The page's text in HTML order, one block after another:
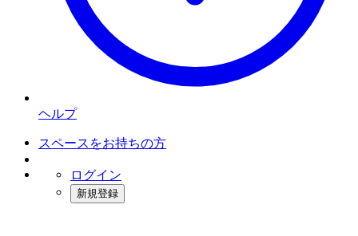
ヘルプ
スペースをお持ちの方
ログイン
新規登録